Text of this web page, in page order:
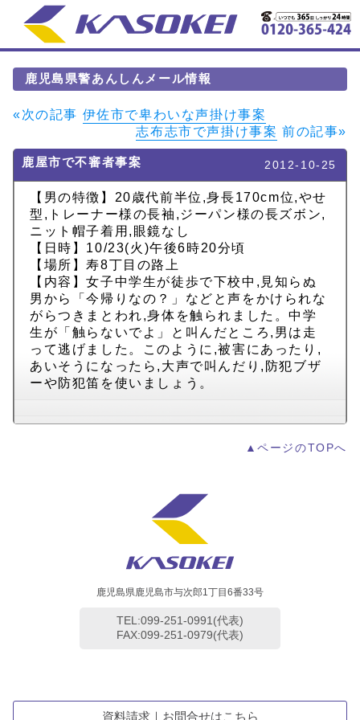
鹿児島県警あんしんメール情報
«次の記事 伊佐市で卑わいな声掛け事案
志布志市で声掛け事案 前の記事»
鹿屋市で不審者事案 2012-10-25
【男の特徴】20歳代前半位,身長170cm位,やせ
型,トレーナー様の長袖,ジーパン様の長ズボン,
ニット帽子着用,眼鏡なし
【日時】10/23(火)午後6時20分頃
【場所】寿8丁目の路上
【内容】女子中学生が徒歩で下校中,見知らぬ
男から「今帰りなの？」などと声をかけられな
がらつきまとわれ,身体を触られました。中学
生が「触らないでよ」と叫んだところ,男は走
って逃げました。このように,被害にあったり,
あいそうになったら,大声で叫んだり,防犯ブザ
ーや防犯笛を使いましょう。
▲ページのTOPへ
鹿児島県鹿児島市与次郎1丁目6番33号
TEL:099-251-0991(代表)
FAX:099-251-0979(代表)
資料請求｜お問合せはこちら